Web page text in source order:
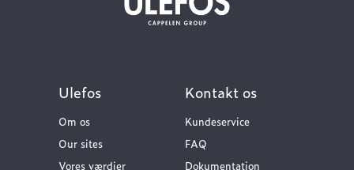
Ulefos
Om os
Our sites
Vores værdier
Kontakt os
Kundeservice
FAQ
Dokumentation